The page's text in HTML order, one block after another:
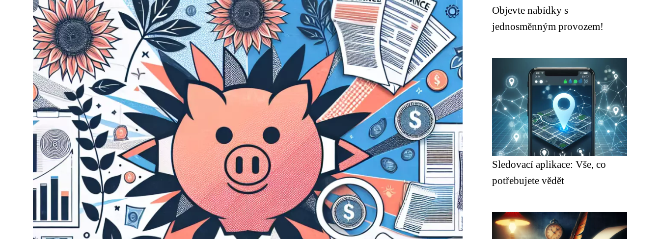
Objevte nabídky s
jednosměnným provozem!
Sledovací aplikace: Vše, co
potřebujete vědět